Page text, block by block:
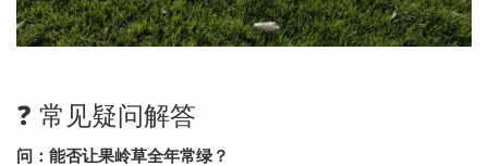
❓ 常见疑问解答
问：能否让果岭草全年常绿？